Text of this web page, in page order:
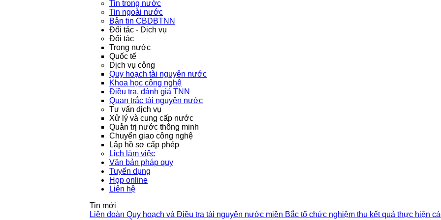
Tin trong nước
Tin ngoài nước
Bản tin CBDBTNN
Đối tác - Dịch vụ
Đối tác
Trong nước
Quốc tế
Dịch vụ công
Quy hoạch tài nguyên nước
Khoa học công nghệ
Điều tra, đánh giá TNN
Quan trắc tài nguyên nước
Tư vấn dịch vụ
Xử lý và cung cấp nước
Quản trị nước thông minh
Chuyển giao công nghệ
Lập hồ sơ cấp phép
Lịch làm việc
Văn bản pháp quy
Tuyển dụng
Họp online
Liên hệ
Tin mới
Liên đoàn Quy hoạch và Điều tra tài nguyên nước miền Bắc tổ chức nghiệm thu kết quả thực hiện